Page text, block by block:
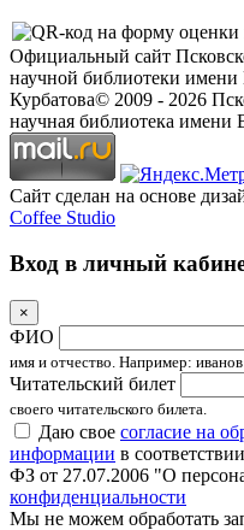
Официальный сайт
научной библиотеки имени
Курбатова© 2009 - 2026
научная библиотека имени
Сайт сделан на основе
Coffee Studio
Вход в личный
×
ФИО
имя и отчество. Например:
Читательский билет
своего читательского билета.
Даю свое согласие на
информации в
ФЗ от 27.07.2006 "О
конфиденциальности
Мы не можем обработать